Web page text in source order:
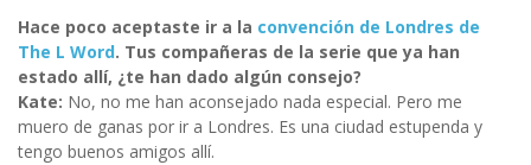
Hace poco aceptaste ir a la convención de Londres de
The L Word. Tus compañeras de la serie que ya han
estado allí, ¿te han dado algún consejo?
Kate: No, no me han aconsejado nada especial. Pero me
muero de ganas por ir a Londres. Es una ciudad estupenda y
tengo buenos amigos allí.